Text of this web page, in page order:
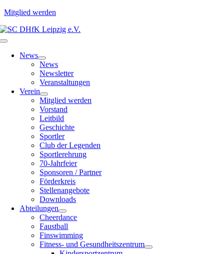
Mitglied werden
Zum
Inhalt
Toggle
NavigationNews
News
Newsletter
Veranstaltungen
Verein
Mitglied werden
Vorstand
Leitbild
Geschichte
Sportler
Club der Legenden
Sportlerehrung
70-Jahrfeier
Sponsoren / Partner
Förderkreis
Stellenangebote
Downloads
Abteilungen
Cheerdance
Faustball
Finswimming
Fitness- und Gesundheitszentrum